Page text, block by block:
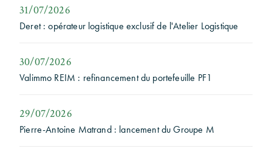
31/07/2026
Deret : opérateur logistique exclusif de l'Atelier Logistique
30/07/2026
Valimmo REIM : refinancement du portefeuille PF1
29/07/2026
Pierre-Antoine Matrand : lancement du Groupe M